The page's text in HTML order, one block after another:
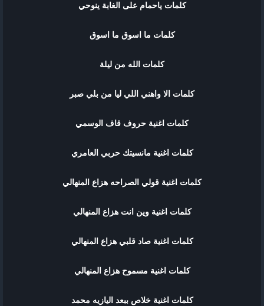
كلمات ياحمام على الغابة ينوحي
كلمات ما اسوق ما اسوق
كلمات الله من ليلة
كلمات الا واهني اللي ليا من بلي صبر
كلمات اغنية حروف قاف الوسمي
كلمات اغنية مانسيتك حربي العامري
كلمات اغنية قولي الصراحه هزاع المنهالي
كلمات اغنية وين انت هزاع المنهالي
كلمات اغنية صاد قلبي هزاع المنهالي
كلمات اغنية مسموح هزاع المنهالي
كلمات اغنية خلاص ببعد اليازيه محمد